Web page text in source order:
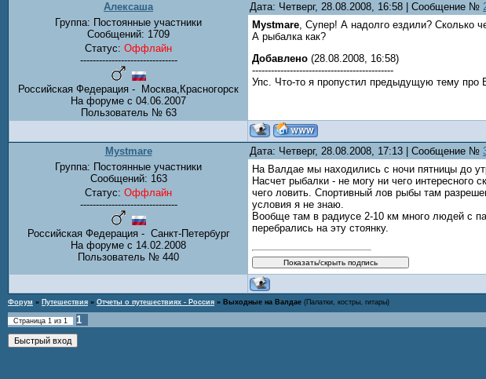
Алексаша Дата: Четверг, 28.08.2008, 16:58 | Сообщение №
Группа: Постоянные участники
Сообщений: 1709
Статус: Оффлайн
-------------------------------
Российская Федерация - Москва,Красногорск
На форуме с 04.06.2007
Пользователь № 63
Mystmare, Супер! А надолго ездили? Сколько
А рыбалка как?
Добавлено (28.08.2008, 16:58)
---------------------------------------------
Упс. Что-то я пропустил предыдущую тему про
Mystmare Дата: Четверг, 28.08.2008, 17:13 | Сообщение №
Группа: Постоянные участники
Сообщений: 163
Статус: Оффлайн
-------------------------------
Российская Федерация - Санкт-Петербург
На форуме с 14.02.2008
Пользователь № 440
На Валдае мы находились с ночи пятницы до
Насчет рыбалки - не могу ни чего интересного
чего ловить. Спортивный лов рыбы там
условия я не знаю.
Вообще там в радиусе 2-10 км много людей с
перебрались на эту стоянку.
Форум » Путешествия » Отчеты о путешествиях - Россия » Выходные на Валдае (Палатки, костры, гитары)
Страница 1 из 1
1